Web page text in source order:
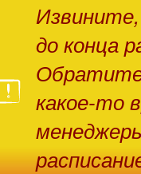
до конца
какое-то